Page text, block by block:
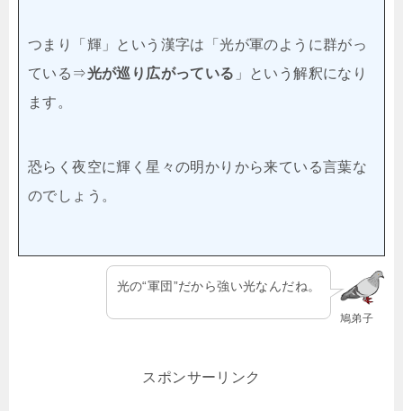
つまり「輝」という漢字は「光が軍のように群がっ
ている⇒光が巡り広がっている 」という解釈になり
ます。
恐らく夜空に輝く星々の明かりから来ている言葉な
のでしょう。
鳩弟子
光の“軍団”だから強い光なんだね。
スポンサーリンク